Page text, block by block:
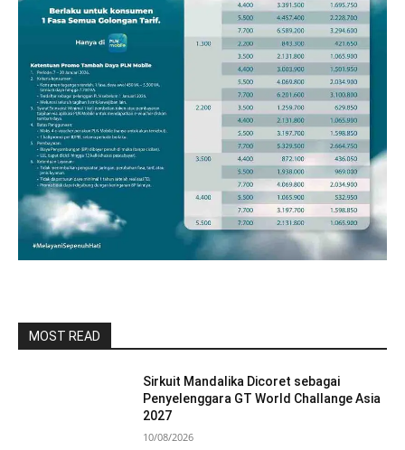
MOST READ
Sirkuit Mandalika Dicoret sebagai
Penyelenggara GT World Challange Asia
2027
10/08/2026